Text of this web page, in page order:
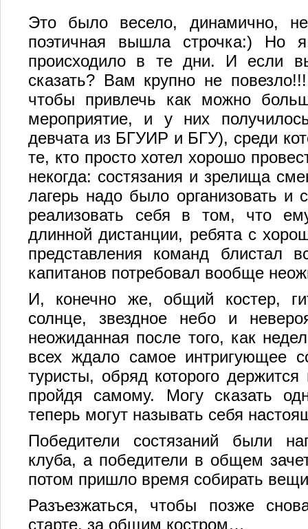
Это было весело, динамично,
поэтичная вышла строчка:) Но
происходило в те дни. И если
сказать? Вам крупно не
чтобы привлечь как можно
мероприятие, и у них
девчата из БГУИР и БГУ), среди
те, кто просто хотел хорошо
некогда: состязания и зрелища
лагерь надо было организовать
реализовать себя в том, что
длинной дистанции, ребята с
представления команд блистал
капитанов потребовал вообще
И, конечно же, общий костер,
солнце, звездное небо и
неожиданная после того, как
всех ждало самое интригующее
туристы, обряд которого
пройдя самому. Могу сказать
теперь могут называть себя
Победители состязаний были
клуба, а победители в общем
потом пришло время собирать
Разъезжаться, чтобы позже
старте, за общим костром…